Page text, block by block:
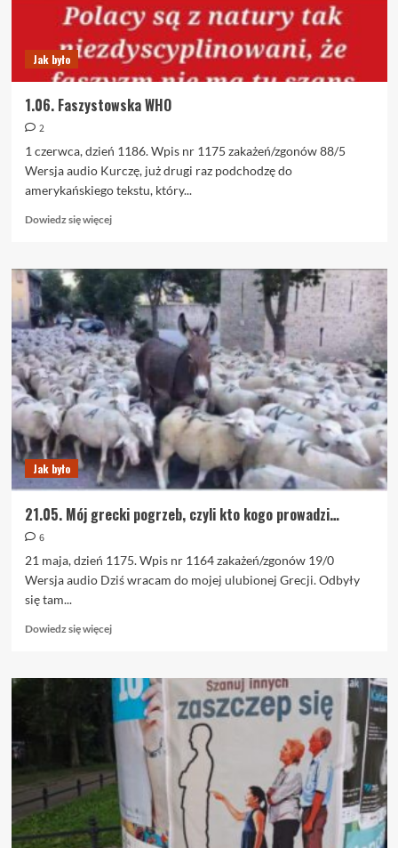
Jak było
1.06. Faszystowska WHO
2
1 czerwca, dzień 1186. Wpis nr 1175 zakażeń/zgonów 88/5
Wersja audio Kurczę, już drugi raz podchodzę do
amerykańskiego tekstu, który...
Dowiedz się więcejDowiedz
o
1.06.
Faszystowska
WHO
Jak było
21.05. Mój grecki pogrzeb, czyli kto kogo prowadzi…
6
21 maja, dzień 1175. Wpis nr 1164 zakażeń/zgonów 19/0
Wersja audio Dziś wracam do mojej ulubionej Grecji. Odbyły
się tam...
Dowiedz się więcejDowiedz
o
21.05.
Mój
grecki
pogrzeb,
czyli
kto
kogo
prowadzi…